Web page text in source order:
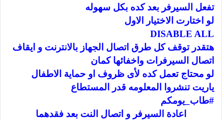
تفعل السيرفر بعد كده بكل سهوله
لو اختارت الاختيار الاول
DISABLE ALL
هتقدر توقف كل طرق اتصال الجهاز بالانترنت و ايقاف
اتصال السيرفرات واخفائها كمان
لو محتاج تعمل كده لأى ظروف او حماية الاطفال
ياريت تنشروا المعلومه قدر المستطاع
#طاب_يومكم
اعادة السيرفر و اتصال النت بعد فقدهما